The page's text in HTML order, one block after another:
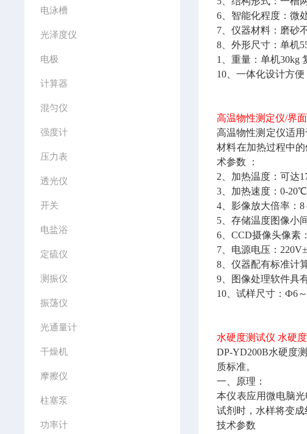
电泳槽
光泽度仪
电极
计算器
混匀仪
强度计
压力表
透光仪
开关
电盐浴
定硫仪
测振仪
振荡仪
光通量计
干燥机
摩擦仪
柱塞泵
功率计
6、智能化程度：微
7、仪器材料：磨砂
8、外形尺寸：单机
1、重量：单机30kg
10、一体化设计方
高温物性测定仪/界
高温物性测定仪适
材料在加热过程中
术参数 ：
2、 加热温度：可达
3、 加热速度：0-
4、影像放大倍率：8
5、存储温度图像小
6、CCD摄像头像素
7、 电源电压：
8、仪器配有标准计
9、 图像处理软件具
10、试样尺寸：Ф6
水硬度测试仪 水硬
DP-YD200B水硬度
质标准。
一、原理：
本仪表应用微电脑
试剂时，水样将变
技术参数